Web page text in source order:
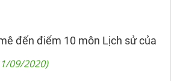
đến điểm 10 môn Lịch sử của
09/2020)